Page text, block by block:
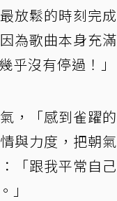
放鬆的時刻完成
為歌曲本身充滿
沒有停過！」
，「感到雀躍的
與力度，把朝氣
「跟我平常自己
」